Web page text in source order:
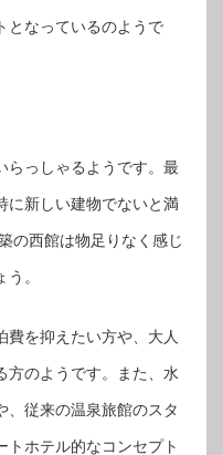
となっているのようで
らっしゃるようです。最
に新しい建物でないと満
の西館は物足りなく感じ
。
費を抑えたい方や、大人
方のようです。また、水
、従来の温泉旅館のスタ
トホテル的なコンセプト